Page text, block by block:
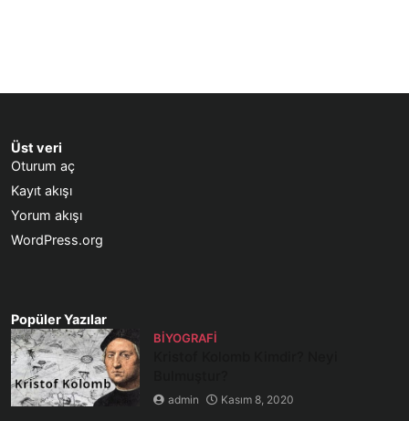
Üst veri
Oturum aç
Kayıt akışı
Yorum akışı
WordPress.org
Popüler Yazılar
BIYOGRAFI
admin Kasım 8, 2020